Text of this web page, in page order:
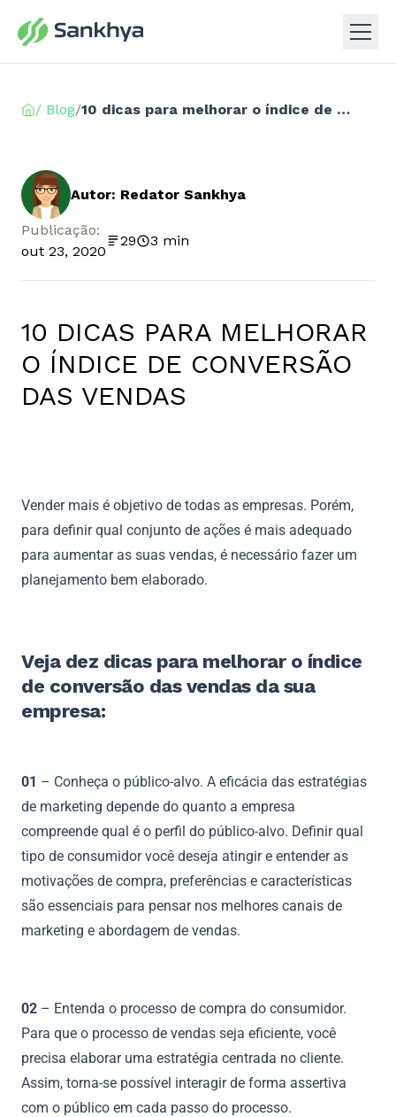
/ Blog/ 10 dicas para melhorar o índice de conversão das vendas
Autor: Redator Sankhya
Publicação:
out 23, 2020
29 3 min
10 DICAS PARA MELHORAR
O ÍNDICE DE CONVERSÃO
DAS VENDAS
Vender mais é objetivo de todas as empresas. Porém,
para definir qual conjunto de ações é mais adequado
para aumentar as suas vendas, é necessário fazer um
planejamento bem elaborado.
Veja dez dicas para melhorar o índice
de conversão das vendas da sua
empresa:
01 – Conheça o público-alvo. A eficácia das estratégias
de marketing depende do quanto a empresa
compreende qual é o perfil do público-alvo. Definir qual
tipo de consumidor você deseja atingir e entender as
motivações de compra, preferências e características
são essenciais para pensar nos melhores canais de
marketing e abordagem de vendas.
02 – Entenda o processo de compra do consumidor.
Para que o processo de vendas seja eficiente, você
precisa elaborar uma estratégia centrada no cliente.
Assim, torna-se possível interagir de forma assertiva
com o público em cada passo do processo.